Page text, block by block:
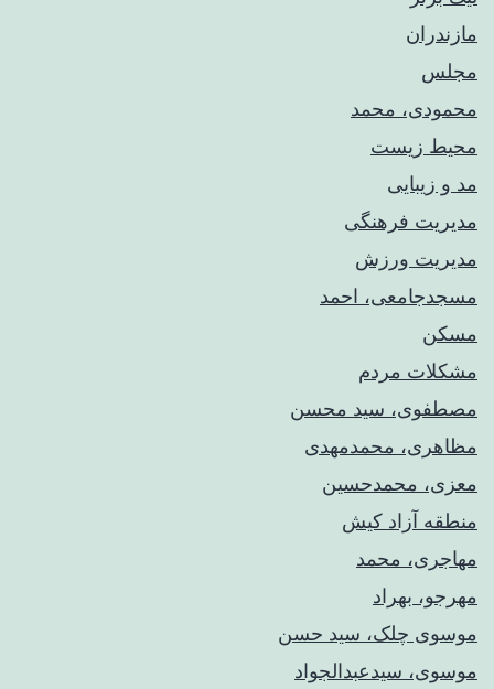
مازندران
مجلس
محمودی، محمد
محیط زیست
مد و زیبایی
مدیریت فرهنگی
مدیریت ورزش
مسجدجامعی، احمد
مسکن
مشکلات مردم
مصطفوی، سید محسن
مظاهری، محمدمهدی
معزی، محمدحسین
منطقه آزاد کیش
مهاجری، محمد
مهرجو، بهراد
موسوی چلک، سید حسن
موسوی، سیدعبدالجواد